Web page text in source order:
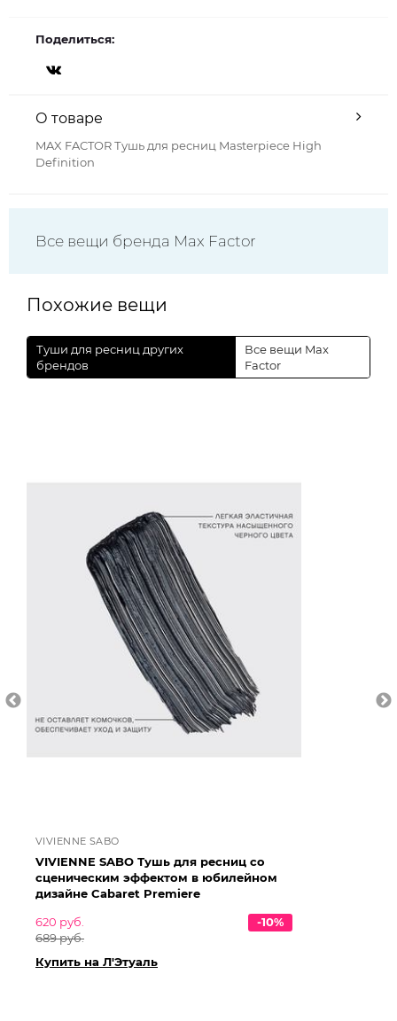
Поделиться:
О товаре
MAX FACTOR Тушь для ресниц Masterpiece High
Definition
Все вещи бренда Max Factor
Похожие вещи
Туши для ресниц других
брендов
Все вещи Max
Factor
VIVIENNE SABO
VIVIENNE SABO Тушь для ресниц со
сценическим эффектом в юбилейном
дизайне Cabaret Premiere
620 руб.
689 руб.
-10%
Купить на Л'Этуаль